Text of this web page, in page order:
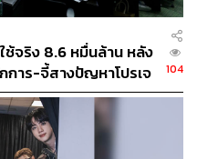
ช้จริง 8.6 หมื่นล้าน หลัง
การ-จี้สางปัญหาโปรเจ
104